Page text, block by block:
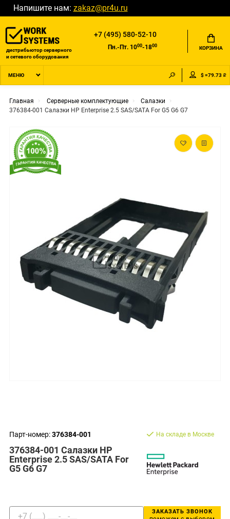
Напишите нам: zakaz@pr4u.ru
дистрибьютор серверного
и сетевого оборудования
+7 (495) 580-52-10
Пн.-Пт. 1000-1800 КОРЗИНА
МЕНЮ $ =79.73 ₽
Главная Серверные комплектующие
Салазки
376384-001 Салазки HP Enterprise 2.5 SAS/SATA For G5 G6 G7
Парт-номер:376384-001
376384-001 Салазки HP
Enterprise 2.5 SAS/SATA For
G5 G6 G7
На складе в Москве
ЗАКАЗАТЬ ЗВОНОК